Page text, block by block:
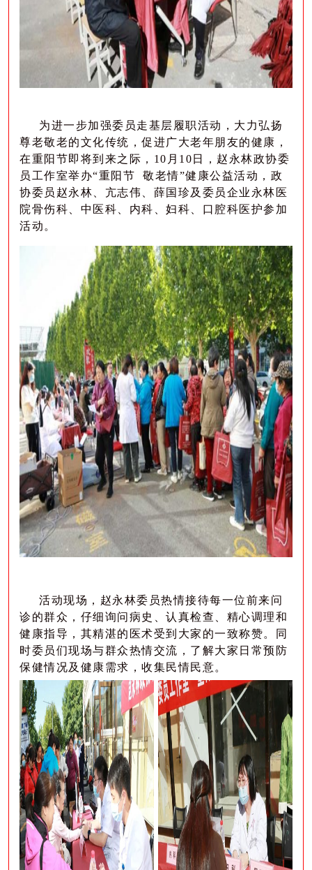
为进一步加强委员走基层履职活动，大力弘扬
尊老敬老的文化传统，促进广大老年朋友的健康，
在重阳节即将到来之际，10月10日，赵永林政协委
员工作室举办“重阳节 敬老情”健康公益活动，政
协委员赵永林、亢志伟、薛国珍及委员企业永林医
院骨伤科、中医科、内科、妇科、口腔科医护参加
活动。
活动现场，赵永林委员热情接待每一位前来问
诊的群众，仔细询问病史、认真检查、精心调理和
健康指导，其精湛的医术受到大家的一致称赞。同
时委员们现场与群众热情交流，了解大家日常预防
保健情况及健康需求，收集民情民意。